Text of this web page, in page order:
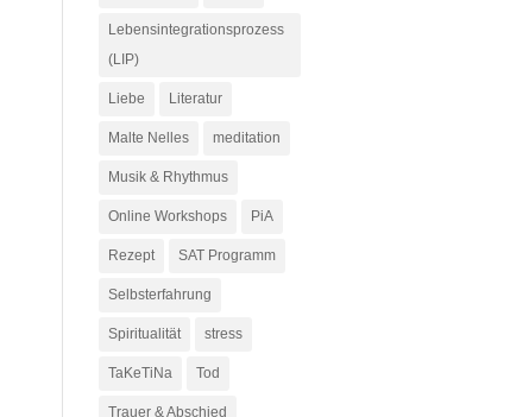
Lebensintegrationsprozess
(LIP)
Liebe Literatur
Malte Nelles meditation
Musik & Rhythmus
Online Workshops PiA
Rezept SAT Programm
Selbsterfahrung
Spiritualität stress
TaKeTiNa Tod
Trauer & Abschied